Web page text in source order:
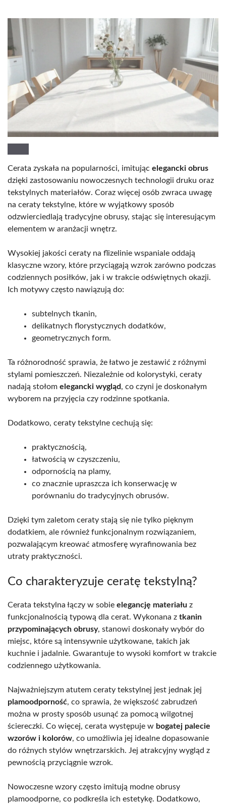
Cerata zyskała na popularności, imitując elegancki obrus
dzięki zastosowaniu nowoczesnych technologii druku oraz
tekstylnych materiałów. Coraz więcej osób zwraca uwagę
na ceraty tekstylne, które w wyjątkowy sposób
odzwierciedlają tradycyjne obrusy, stając się interesującym
elementem w aranżacji wnętrz.
Wysokiej jakości ceraty na flizelinie wspaniale oddają
klasyczne wzory, które przyciągają wzrok zarówno podczas
codziennych posiłków, jak i w trakcie odświętnych okazji.
Ich motywy często nawiązują do:
subtelnych tkanin,
delikatnych florystycznych dodatków,
geometrycznych form.
Ta różnorodność sprawia, że łatwo je zestawić z różnymi
stylami pomieszczeń. Niezależnie od kolorystyki, ceraty
nadają stołom elegancki wygląd, co czyni je doskonałym
wyborem na przyjęcia czy rodzinne spotkania.
Dodatkowo, ceraty tekstylne cechują się:
praktycznością,
łatwością w czyszczeniu,
odpornością na plamy,
co znacznie upraszcza ich konserwację w
porównaniu do tradycyjnych obrusów.
Dzięki tym zaletom ceraty stają się nie tylko pięknym
dodatkiem, ale również funkcjonalnym rozwiązaniem,
pozwalającym kreować atmosferę wyrafinowania bez
utraty praktyczności.
Co charakteryzuje ceratę tekstylną?
Cerata tekstylna łączy w sobie elegancję materiału z
funkcjonalnością typową dla cerat. Wykonana z tkanin
przypominających obrusy, stanowi doskonały wybór do
miejsc, które są intensywnie użytkowane, takich jak
kuchnie i jadalnie. Gwarantuje to wysoki komfort w trakcie
codziennego użytkowania.
Najważniejszym atutem ceraty tekstylnej jest jednak jej
plamoodporność, co sprawia, że większość zabrudzeń
można w prosty sposób usunąć za pomocą wilgotnej
ściereczki. Co więcej, cerata występuje w bogatej palecie
wzorów i kolorów, co umożliwia jej idealne dopasowanie
do różnych stylów wnętrzarskich. Jej atrakcyjny wygląd z
pewnością przyciągnie wzrok.
Nowoczesne wzory często imitują modne obrusy
plamoodporne, co podkreśla ich estetykę. Dodatkowo,